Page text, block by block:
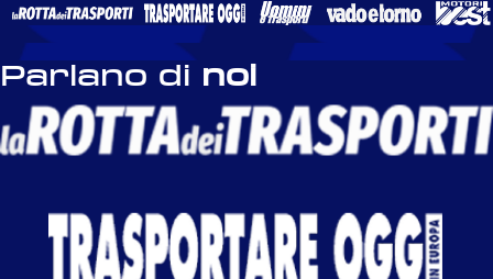
Parlano di noi